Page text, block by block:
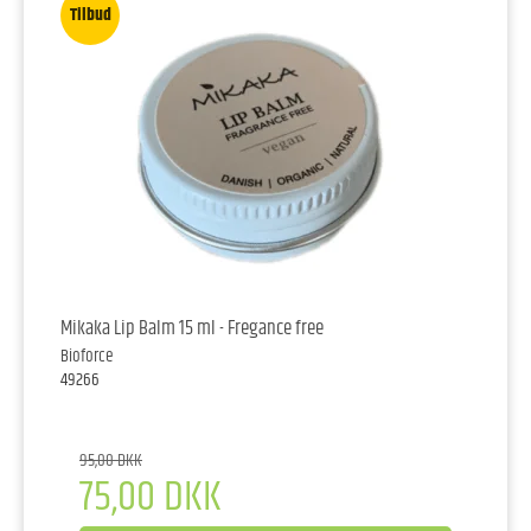
Tilbud
Mikaka Lip Balm 15 ml - Fregance free
Bioforce
49266
95,00 DKK
75,00 DKK